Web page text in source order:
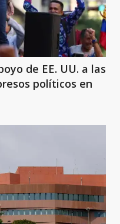
de EE. UU. a las
políticos en